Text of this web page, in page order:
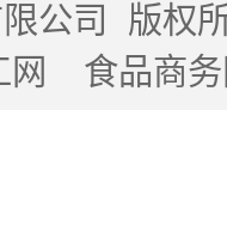
公司
版权
网 食品商